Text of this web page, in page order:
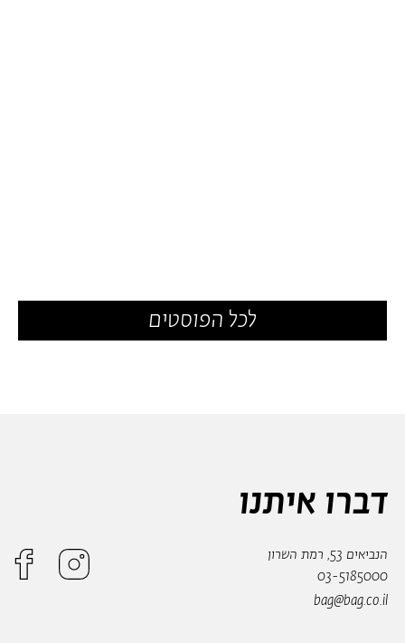
לכל הפוסטים
דברו איתנו
הנביאים 53, רמת השרון
03-5185000
bag@bag.co.il